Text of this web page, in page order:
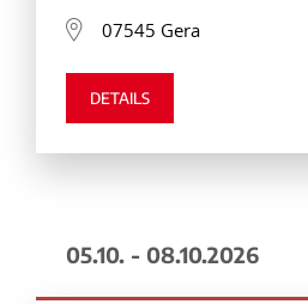
07545 Gera
DETAILS
05.10. - 08.10.2026